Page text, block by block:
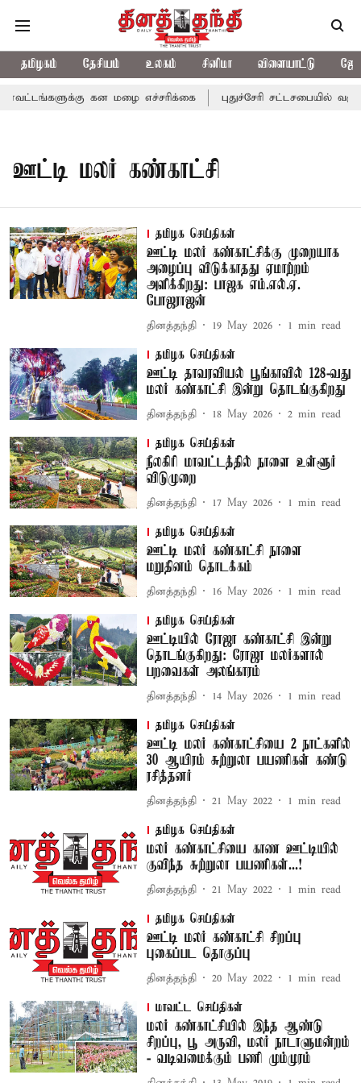
தமிழகம் தேசியம் உலகம் சினிமா விளையாட்டு
கன மழை எச்சரிக்கை புதுச்சேரி சட்டசபையில்
ஊட்டி மலர் கண்காட்சி
தமிழக செய்திகள்
ஊட்டி மலர் கண்காட்சிக்கு முறையாக
அழைப்பு விடுக்காதது ஏமாற்றம்
அளிக்கிறது: பாஜக எம்.எல்.ஏ.
போஜராஜன்
தினத்தந்தி 19 May 2026 1 min read
தமிழக செய்திகள்
ஊட்டி தாவரவியல் பூங்காவில் 128-வது
மலர் கண்காட்சி இன்று தொடங்குகிறது
தினத்தந்தி 18 May 2026 2 min read
தமிழக செய்திகள்
நீலகிரி மாவட்டத்தில் நாளை உள்ளூர்
விடுமுறை
தினத்தந்தி 17 May 2026 1 min read
தமிழக செய்திகள்
ஊட்டி மலர் கண்காட்சி நாளை
மறுதினம் தொடக்கம்
தினத்தந்தி 16 May 2026 1 min read
தமிழக செய்திகள்
ஊட்டியில் ரோஜா கண்காட்சி இன்று
தொடங்குகிறது: ரோஜா மலர்களால்
பறவைகள் அலங்காரம்
தினத்தந்தி 14 May 2026 1 min read
தமிழக செய்திகள்
ஊட்டி மலர் கண்காட்சியை 2 நாட்களில்
30 ஆயிரம் சுற்றுலா பயணிகள் கண்டு
ரசித்தனர்
தினத்தந்தி 21 May 2022 1 min read
தமிழக செய்திகள்
மலர் கண்காட்சியை காண ஊட்டியில்
குவிந்த சுற்றுலா பயணிகள்...!
தினத்தந்தி 21 May 2022 1 min read
தமிழக செய்திகள்
ஊட்டி மலர் கண்காட்சி சிறப்பு
புகைப்பட தொகுப்பு
தினத்தந்தி 20 May 2022 1 min read
மாவட்ட செய்திகள்
மலர் கண்காட்சியில் இந்த ஆண்டு
சிறப்பு, பூ அருவி, மலர் நாடாளுமன்றம்
- வடிவமைக்கும் பணி மும்முரம்